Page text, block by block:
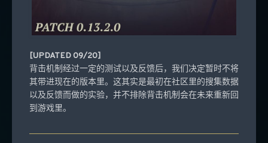
[UPDATED 09/20]
背击机制经过一定的测试以及反馈后，我们决定暂时不将
其带进现在的版本里。这其实是最初在社区里的搜集数据
以及反馈而做的实验，并不排除背击机制会在未来重新回
到游戏里。